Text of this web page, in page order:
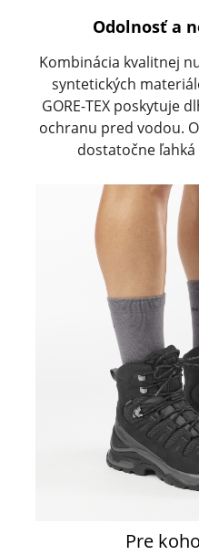
Odolnosť a
Kombinácia kvalitnej
syntetických
GORE-TEX poskytuje
ochranu pred vodou.
dostatočne
Pre